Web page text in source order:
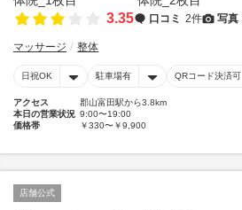
3.35 口コミ 2件 写真
マッサージ 整体
日祝OK 駐車場有 QRコード決済可
アクセス
郡山富田駅から3.8km
本日の営業状況 9:00〜19:00
価格帯
￥330〜￥9,900
店舗公式